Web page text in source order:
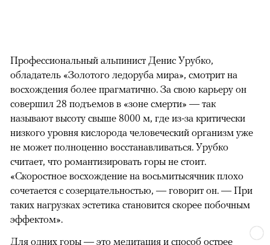
Профессиональный альпинист Денис Урубко,
обладатель «Золотого ледоруба мира», смотрит на
восхождения более прагматично. За свою карьеру он
совершил 28 подъемов в «зоне смерти» — так
называют высоту свыше 8000 м, где из-за критически
низкого уровня кислорода человеческий организм уже
не может полноценно восстанавливаться. Урубко
считает, что романтизировать горы не стоит.
«Скоростное восхождение на восьмитысячник плохо
сочетается с созерцательностью, — говорит он. — При
таких нагрузках эстетика становится скорее побочным
эффектом».
Для одних горы — это медитация и способ острее